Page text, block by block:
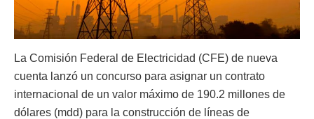
La Comisión Federal de Electricidad (CFE) de nueva
cuenta lanzó un concurso para asignar un contrato
internacional de un valor máximo de 190.2 millones de
dólares (mdd) para la construcción de líneas de